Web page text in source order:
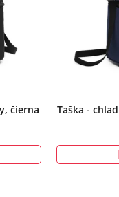
čierna Taška -